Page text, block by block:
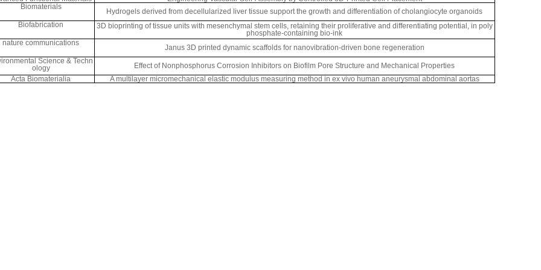
Biomaterials
Hydrogels derived from decellularized liver tissue support the growth and differentiation of cholangiocyte organoids
Biofabrication
3D bioprinting of tissue units with mesenchymal stem cells, retaining their proliferative and differentiating potential, in poly
phosphate-containing bio-ink
nature communications
Janus 3D printed dynamic scaffolds for nanovibration-driven bone regeneration
Science & Techn
ology
Effect of Nonphosphorus Corrosion Inhibitors on Biofilm Pore Structure and Mechanical Properties
Acta Biomaterialia A multilayer micromechanical elastic modulus measuring method in ex vivo human aneurysmal abdominal aortas